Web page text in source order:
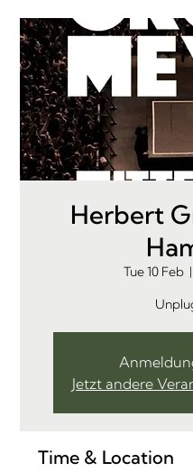
Herbert
Tue 10 Feb
  |
Jetzt andere
Time & Location